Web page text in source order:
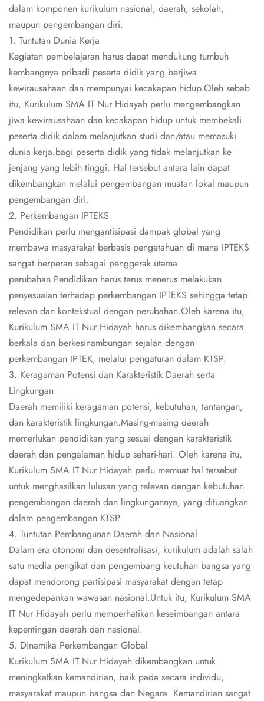
dalam komponen kurikulum nasional, daerah, sekolah,
maupun pengembangan diri.
1. Tuntutan Dunia Kerja
Kegiatan pembelajaran harus dapat mendukung tumbuh
kembangnya pribadi peserta didik yang berjiwa
kewirausahaan dan mempunyai kecakapan hidup.Oleh sebab
itu, Kurikulum SMA IT Nur Hidayah perlu mengembangkan
jiwa kewirausahaan dan kecakapan hidup untuk membekali
peserta didik dalam melanjutkan studi dan/atau memasuki
dunia kerja.bagi peserta didik yang tidak melanjutkan ke
jenjang yang lebih tinggi. Hal tersebut antara lain dapat
dikembangkan melalui pengembangan muatan lokal maupun
pengembangan diri.
2. Perkembangan IPTEKS
Pendidikan perlu mengantisipasi dampak global yang
membawa masyarakat berbasis pengetahuan di mana IPTEKS
sangat berperan sebagai penggerak utama
perubahan.Pendidikan harus terus menerus melakukan
penyesuaian terhadap perkembangan IPTEKS sehingga tetap
relevan dan kontekstual dengan perubahan.Oleh karena itu,
Kurikulum SMA IT Nur Hidayah harus dikembangkan secara
berkala dan berkesinambungan sejalan dengan
perkembangan IPTEK, melalui pengaturan dalam KTSP.
3. Keragaman Potensi dan Karakteristik Daerah serta
Lingkungan
Daerah memiliki keragaman potensi, kebutuhan, tantangan,
dan karakteristik lingkungan.Masing-masing daerah
memerlukan pendidikan yang sesuai dengan karakteristik
daerah dan pengalaman hidup sehari-hari. Oleh karena itu,
Kurikulum SMA IT Nur Hidayah perlu memuat hal tersebut
untuk menghasilkan lulusan yang relevan dengan kebutuhan
pengembangan daerah dan lingkungannya, yang dituangkan
dalam pengembangan KTSP.
4. Tuntutan Pembangunan Daerah dan Nasional
Dalam era otonomi dan desentralisasi, kurikulum adalah salah
satu media pengikat dan pengembang keutuhan bangsa yang
dapat mendorong partisipasi masyarakat dengan tetap
mengedepankan wawasan nasional.Untuk itu, Kurikulum SMA
IT Nur Hidayah perlu memperhatikan keseimbangan antara
kepentingan daerah dan nasional.
5. Dinamika Perkembangan Global
Kurikulum SMA IT Nur Hidayah dikembangkan untuk
meningkatkan kemandirian, baik pada secara individu,
masyarakat maupun bangsa dan Negara. Kemandirian sangat